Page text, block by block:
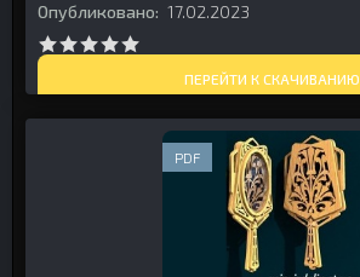
Опубликовано: 17.02.2023
ПЕРЕЙТИ К СКАЧИВАНИЮ
PDF